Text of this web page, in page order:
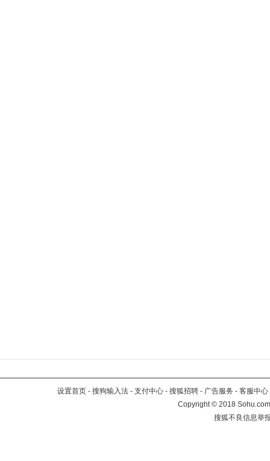
设置首页 - 搜狗输入法 - 支付中心 - 搜狐招聘 - 广告服务 - 客服中心
Copyright©2018
搜狐不良信息举